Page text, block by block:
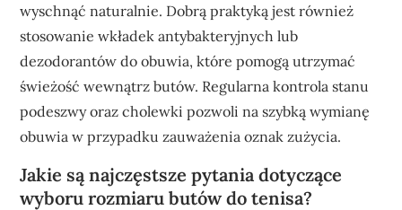
wyschnąć naturalnie. Dobrą praktyką jest również
stosowanie wkładek antybakteryjnych lub
dezodorantów do obuwia, które pomogą utrzymać
świeżość wewnątrz butów. Regularna kontrola stanu
podeszwy oraz cholewki pozwoli na szybką wymianę
obuwia w przypadku zauważenia oznak zużycia.
Jakie są najczęstsze pytania dotyczące
wyboru rozmiaru butów do tenisa?